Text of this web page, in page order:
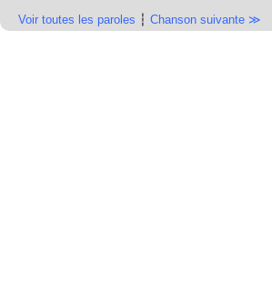
Voir toutes les paroles ┆ Chanson suivante ≫